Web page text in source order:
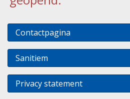
Contactpagina
Sanitiem
Privacy statement